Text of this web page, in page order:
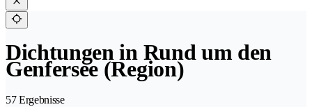
Dichtungen in Rund um den
Genfersee (Region)
57 Ergebnisse